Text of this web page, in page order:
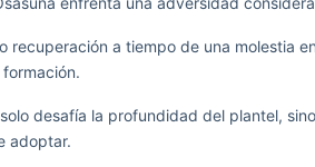
recuperación a tiempo de una molestia
desafía la profundidad del plantel,
adoptar.